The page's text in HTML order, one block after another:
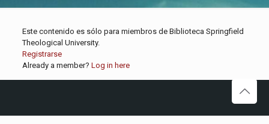
Este contenido es sólo para miembros de Biblioteca Springfield
Theological University.
Registrarse
Already a member? Log in here